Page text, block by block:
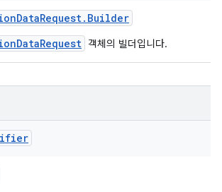
DataRequest. Builder
객체의 빌더입니다.